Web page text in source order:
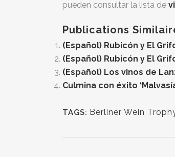
pueden consultar la lista de
Publications
(Español) Rubicón y El
(Español) Rubicón y El
(Español) Los vinos de
Culmina con éxito
TAGS: Berliner Wein